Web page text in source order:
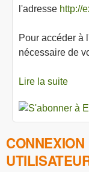
l'adresse http://
Pour accéder à
nécessaire de
Lire la suite
CONNEXION